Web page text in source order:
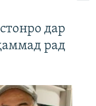
дар
рад